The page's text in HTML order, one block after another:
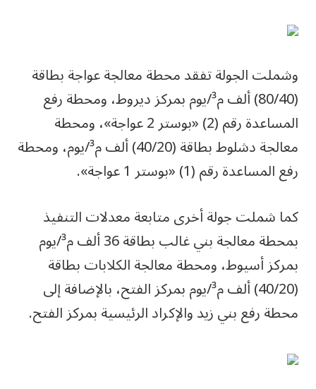
وشملت الجولة تفقد محطة معالجة عواجة بطاقة
(80/40) ألف م³/يوم بمركز ديروط، ومحطة رفع
المساعدة رقم (2) «بوستر 2 عواجة»، ومحطة
معالجة دشلوط بطاقة (40/20) ألف م³/يوم، ومحطة
رفع المساعدة رقم (1) «بوستر 1 عواجة».
كما شملت جولة أخرى متابعة معدلات التنفيذ
بمحطة معالجة بني غالب بطاقة 36 ألف م³/يوم
بمركز أسيوط، ومحطة معالجة الكلابات بطاقة
(40/20) ألف م³/يوم بمركز الفتح، بالإضافة إلى
محطة رفع بني زيد والإكراد الرئيسية بمركز الفتح.